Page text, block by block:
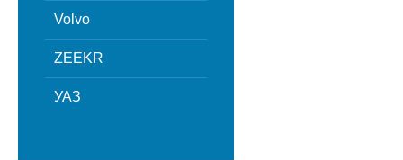
Volvo
ZEEKR
УАЗ